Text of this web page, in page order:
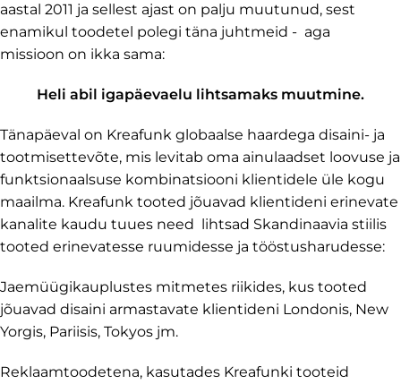
aastal 2011 ja sellest ajast on palju muutunud, sest
enamikul toodetel polegi täna juhtmeid - aga
missioon on ikka sama:
Heli abil igapäevaelu lihtsamaks muutmine.
Tänapäeval on Kreafunk globaalse haardega disaini- ja
tootmisettevõte, mis levitab oma ainulaadset loovuse ja
funktsionaalsuse kombinatsiooni klientidele üle kogu
maailma. Kreafunk tooted jõuavad klientideni erinevate
kanalite kaudu tuues need lihtsad Skandinaavia stiilis
tooted erinevatesse ruumidesse ja tööstusharudesse:
Jaemüügikauplustes mitmetes riikides, kus tooted
jõuavad disaini armastavate klientideni Londonis, New
Yorgis, Pariisis, Tokyos jm.
Reklaamtoodetena, kasutades Kreafunki tooteid